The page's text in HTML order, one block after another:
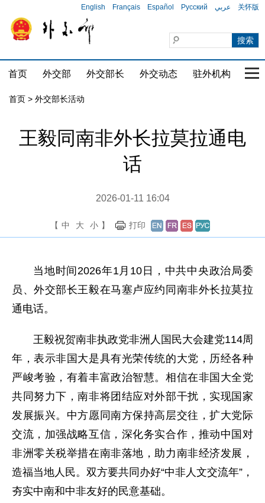
English Français Español Русский عربي 关怀版
首页 外交部 外交部长 外交动态 驻外机构 国
首页 > 外交部长活动
王毅同南非外长拉莫拉通电
话
2026-01-11 16:04
【 中 大 小 】 打印
当地时间2026年1月10日，中共中央政治局委
员、外交部长王毅在马塞卢应约同南非外长拉莫拉
通电话。
王毅祝贺南非执政党非洲人国民大会建党114周
年，表示非国大是具有光荣传统的大党，历经各种
严峻考验，有着丰富政治智慧。相信在非国大全党
共同努力下，南非将团结应对外部干扰，实现国家
发展振兴。中方愿同南方保持高层交往，扩大党际
交流，加强战略互信，深化务实合作，推动中国对
非洲零关税举措在南非落地，助力南非经济发展，
造福当地人民。双方要共同办好“中非人文交流年”，
夯实中南和中非友好的民意基础。